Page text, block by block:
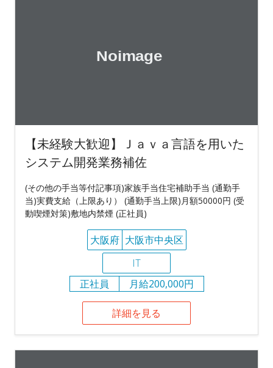
【未経験大歓迎】Ｊａｖａ言語を用いた
システム開発業務補佐
(その他の手当等付記事項)家族手当住宅補助手当 (通勤手
当)実費支給（上限あり） (通勤手当上限)月額50000円 (受
動喫煙対策)敷地内禁煙 (正社員)
大阪府 大阪市中央区
IT
正社員
月給200,000円
詳細を見る